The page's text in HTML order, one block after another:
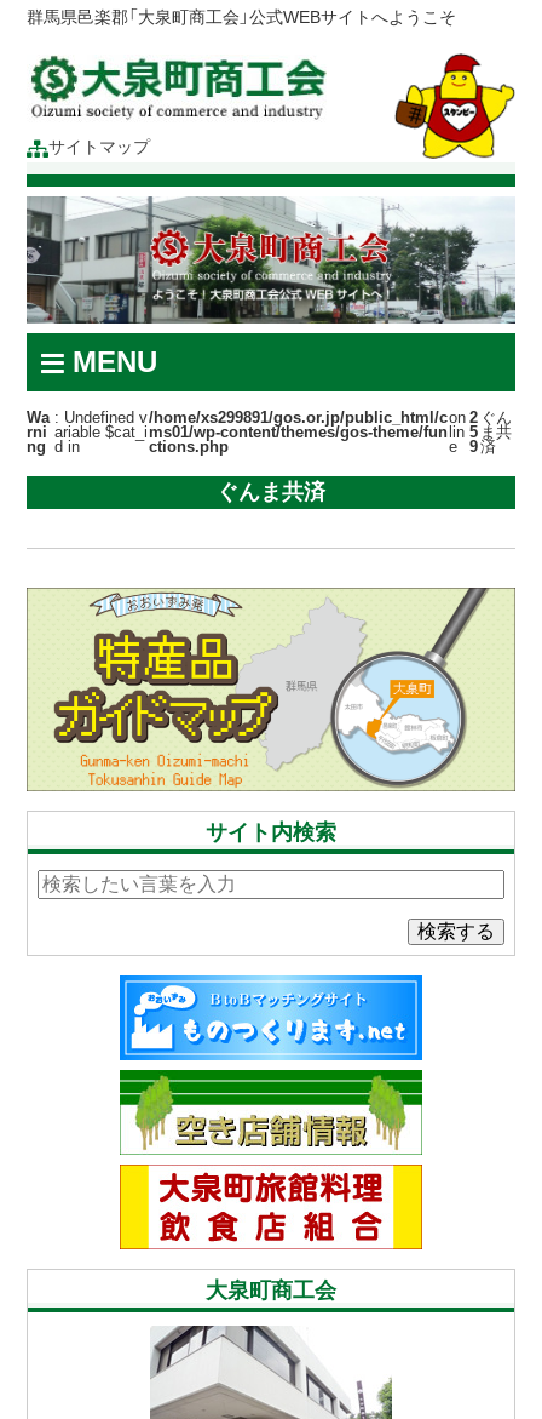
群馬県邑楽郡「大泉町商工会」公式WEBサイトへようこそ
サイトマップ
MENU
Wa
rni
ng
: Undefined v
ariable $cat_i
d in
/home/xs299891/gos.or.jp/public_html/c
ms01/wp-content/themes/gos-theme/fun
ctions.php
on
lin
e
2
5
9
ぐん
ま共
済
ぐんま共済
サイト内検索
検索する
大泉町商工会